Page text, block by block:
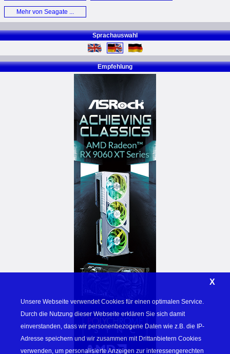
HDD (D)
Mehr von Seagate ...
Sprachauswahl
Empfehlung
Unsere Webseite verwendet Cookies für einen optimalen Service.
Durch die Nutzung dieser Webseite erklären Sie sich damit
einverstanden, dass wir personenbezogene Daten wie z.B. die IP-
Adresse speichern und wir zusammen mit Drittanbietern Cookies
verwenden, um personalisierte Anzeigen zur interessengerechten
X